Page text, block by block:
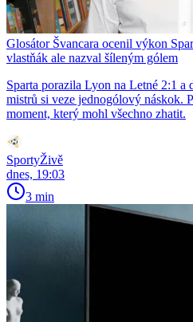
Glosátor Švancara ocenil výkon
vlastňák ale nazval šíleným gólem
Sparta porazila Lyon na Letné 2:1
mistrů si veze jednogólový náskok.
moment, který mohl všechno zhatit.
SportyŽivě
dnes, 19:03
3 min